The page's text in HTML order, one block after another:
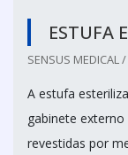
ESTUFA
SENSUS MEDICAL
A estufa
gabinete
revestidas por